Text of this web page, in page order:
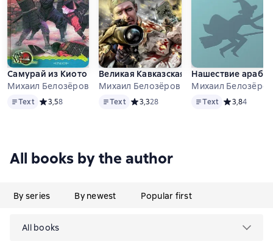
Самурай из Киото
Михаил Белозёров
TextText Средний рейтинг 3,5 на основе 8 оценок
3,58
Великая Кавказская Стена. Прорыв 2018
Михаил Белозёров
TextText Средний рейтинг 3,3 на основе 28
3,328
Нашествие
Михаил Белозёров
TextText Средний
3,84
All books by the author
By series By newest Popular first
All books